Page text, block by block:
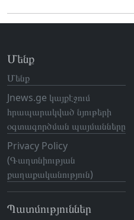
Մենք
Մենք
Jnews.ge կայքէջում
հրապարակված նյութերի
օգտագործման պայմանները
Privacy Policy
(Գաղտնիության
քաղաքականություն)
Պատմություններ